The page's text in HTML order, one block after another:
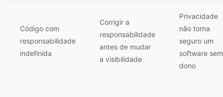
Código com
responsabilidade
indefinida
Corrigir a
responsabilidade
antes de mudar
a visibilidade
Privacidade
não torna
seguro um
software sem
dono